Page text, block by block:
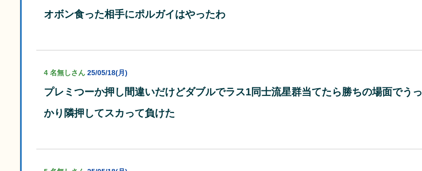
オボン食った相手にポルガイはやったわ
4 名無しさん 25/05/18(月)
プレミつーか押し間違いだけどダブルでラス1同士流星群当てたら勝ちの場面でうっ
かり隣押してスカって負けた